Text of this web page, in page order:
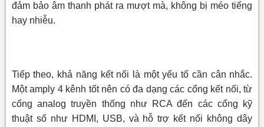
đảm bảo âm thanh phát ra mượt mà, không bị méo tiếng
hay nhiễu.
Tiếp theo, khả năng kết nối là một yếu tố cần cân nhắc.
Một amply 4 kênh tốt nên có đa dạng các cổng kết nối, từ
cổng analog truyền thống như RCA đến các cổng kỹ
thuật số như HDMI, USB, và hỗ trợ kết nối không dây